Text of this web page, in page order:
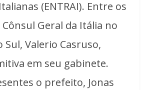
(ENTRAI). Entre os
Geral da Itália no
Sul, Valerio Casruso,
em seu gabinete.
o prefeito, Jonas